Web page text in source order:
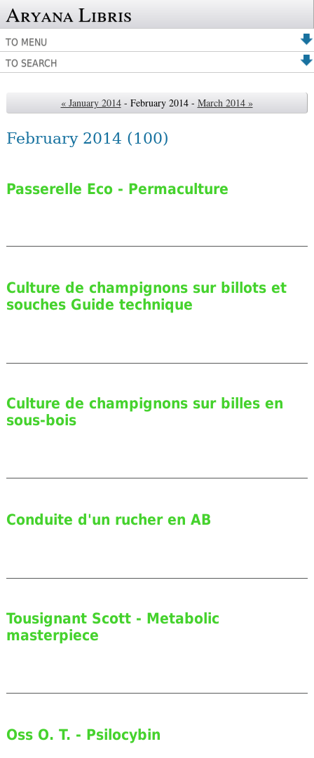
Aryana Libris
TO MENU
TO SEARCH
« January 2014- February 2014 - March 2014 »
February 2014 (100)
Passerelle Eco - Permaculture
Culture de champignons sur billots et
souches Guide technique
Culture de champignons sur billes en
sous-bois
Conduite d'un rucher en AB
Tousignant Scott - Metabolic
masterpiece
Oss O. T. - Psilocybin